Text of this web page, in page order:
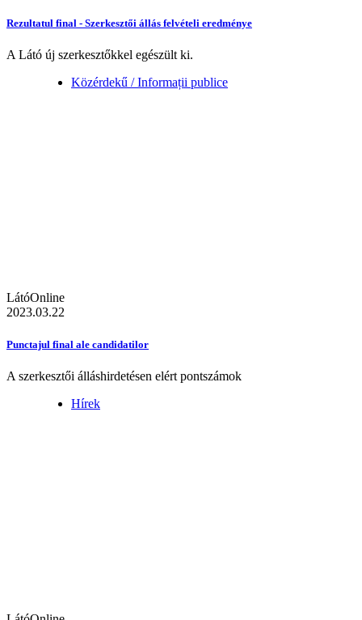
Rezultatul final - Szerkesztői állás felvételi eredménye
A Látó új szerkesztőkkel egészült ki.
Közérdekű / Informații publice
LátóOnline
2023.03.22
Punctajul final ale candidatilor
A szerkesztői álláshirdetésen elért pontszámok
Hírek